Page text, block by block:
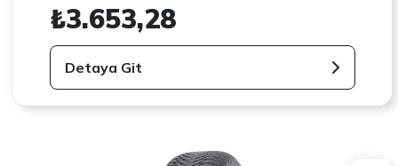
₺3.653,28
Detaya Git